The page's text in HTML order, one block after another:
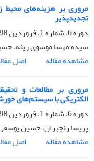
مروری بر هزینه‌های محیط
تجدیدپذیر
دوره 6، شماره 1، فروردین 1398، صفحه
سیده مهسا موسوی رینه،
مشاهده مقاله
اصل
مروری بر مطالعات و
الکتریکی با سیستم‌های
دوره 6، شماره 1، فروردین 1398، صفحه
پریسا رنجبران، حسین
مشاهده مقاله
اصل